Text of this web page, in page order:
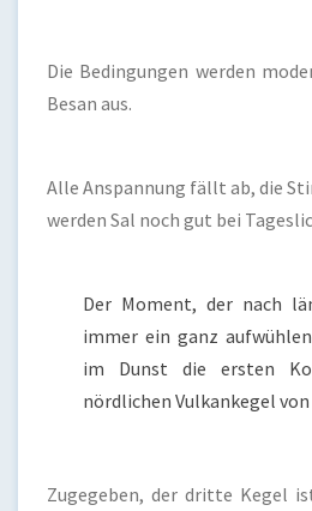
Die Bedingungen werden
Besan aus.
Alle Anspannung fällt ab, die
werden Sal noch gut bei
Der Moment, der nach
immer ein ganz
im Dunst die ersten
nördlichen Vulkankegel
Zugegeben, der dritte Kegel